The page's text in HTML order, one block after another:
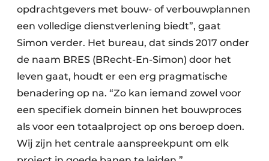
opdrachtgevers met bouw- of verbouwplannen
een volledige dienstverlening biedt”, gaat
Simon verder. Het bureau, dat sinds 2017 onder
de naam BRES (BRecht-En-Simon) door het
leven gaat, houdt er een erg pragmatische
benadering op na. “Zo kan iemand zowel voor
een specifiek domein binnen het bouwproces
als voor een totaalproject op ons beroep doen.
Wij zijn het centrale aanspreekpunt om elk